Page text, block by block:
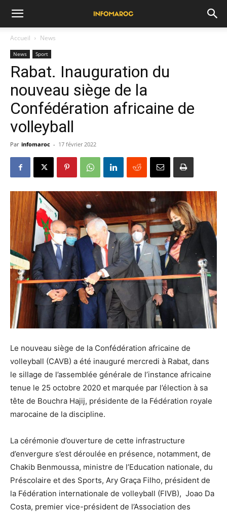
Accueil News
News Sport
Rabat. Inauguration du
nouveau siège de la
Confédération africaine de
volleyball
Par infomaroc - 17 février 2022
Le nouveau siège de la Confédération africaine de
volleyball (CAVB) a été inauguré mercredi à Rabat, dans
le sillage de l’assemblée générale de l’instance africaine
tenue le 25 octobre 2020 et marquée par l’élection à sa
tête de Bouchra Hajij, présidente de la Fédération royale
marocaine de la discipline.
La cérémonie d’ouverture de cette infrastructure
d’envergure s’est déroulée en présence, notamment, de
Chakib Benmoussa, ministre de l’Education nationale, du
Préscolaire et des Sports, Ary Graça Filho, président de
la Fédération internationale de volleyball (FIVB), Joao Da
Costa, premier vice-président de l’Association des